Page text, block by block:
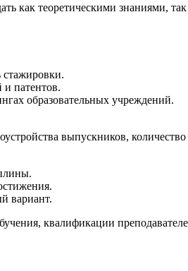
как теоретическими знаниями,
стажировки.
патентов.
образовательных учреждений.
выпускников,
вариант.
квалификации